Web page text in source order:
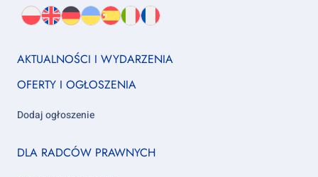
Wybierz
język:
PL
O
EN
About
DE
About
UK
About
ES
About
IT
About
FR
About
Footer
1
AKTUALNOŚCI I WYDARZENIA
OFERTY I OGŁOSZENIA
Dodaj ogłoszenie
Footer
DLA RADCÓW PRAWNYCH